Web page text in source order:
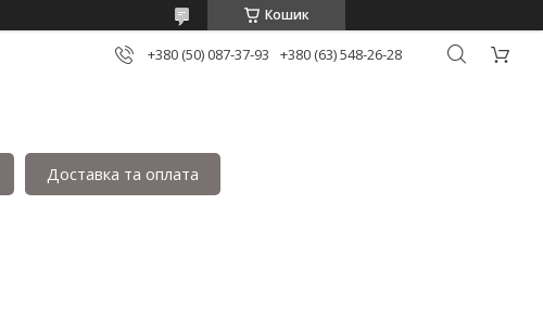
Кошик
+380 (50) 087-37-93 +380 (63) 548-26-28
Доставка та оплата